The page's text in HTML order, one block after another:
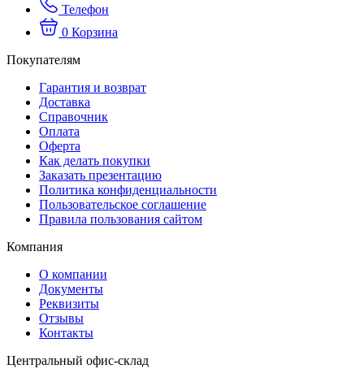
Телефон
0 Корзина
Покупателям
Гарантия и возврат
Доставка
Справочник
Оплата
Оферта
Как делать покупки
Заказать презентацию
Политика конфиденциальности
Пользовательское соглашение
Правила пользования сайтом
Компания
О компании
Документы
Реквизиты
Отзывы
Контакты
Центральный офис-склад